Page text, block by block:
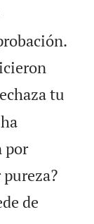
tu
por

de